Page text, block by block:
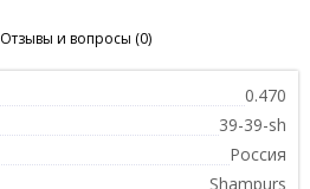
Отзывы и вопросы (0)
0.470
39-39-sh
Россия
Shampurs